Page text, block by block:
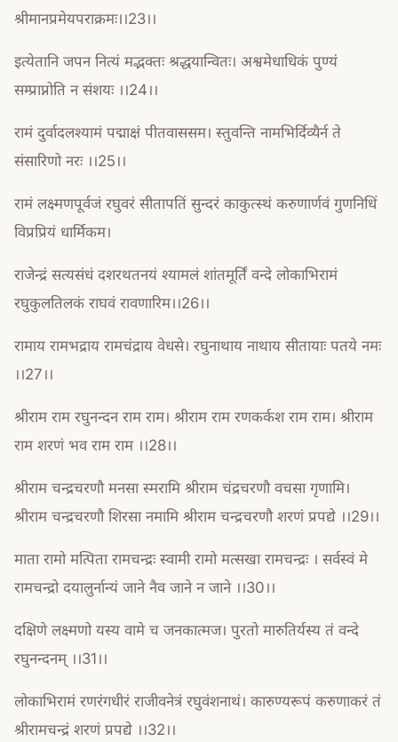
श्रीमानप्रमेयपराक्रमः।।23।।
इत्येतानि जपन नित्यं मद्भक्तः श्रद्धयान्वितः। अश्वमेधाधिकं पुण्यं
सम्प्राप्नोति न संशयः ।।24।।
रामं दुर्वादलश्यामं पद्माक्षं पीतवाससम। स्तुवन्ति नामभिर्दिव्यैर्न ते
संसारिणो नरः ।।25।।
रामं लक्ष्मणपूर्वजं रघुवरं सीतापतिं सुन्दरं काकुत्स्थं करुणार्णवं गुणनिधिं
विप्रप्रियं धार्मिकम।
राजेन्द्रं सत्यसंधं दशरथतनयं श्यामलं शांतमूर्तिं वन्दे लोकाभिरामं
रघुकुलतिलकं राघवं रावणारिम।।26।।
रामाय रामभद्राय रामचंद्राय वेधसे। रघुनाथाय नाथाय सीतायाः पतये नमः
।।27।।
श्रीराम राम रघुनन्दन राम राम। श्रीराम राम रणकर्कश राम राम। श्रीराम
राम शरणं भव राम राम ।।28।।
श्रीराम चन्द्रचरणौ मनसा स्मरामि श्रीराम चंद्रचरणौ वचसा गृणामि।
श्रीराम चन्द्रचरणौ शिरसा नमामि श्रीराम चन्द्रचरणौ शरणं प्रपद्ये ।।29।।
माता रामो मत्पिता रामचन्द्रः स्वामी रामो मत्सखा रामचन्द्रः । सर्वस्वं मे
रामचन्द्रो दयालुर्नान्यं जाने नैव जाने न जाने ।।30।।
दक्षिणे लक्ष्मणो यस्य वामे च जनकात्मज। पुरतो मारुतिर्यस्य तं वन्दे
रघुनन्दनम् ।।31।।
लोकाभिरामं रणरंगधीरं राजीवनेत्रं रघुवंशनाथं। कारुण्यरूपं करुणाकरं तं
श्रीरामचन्द्रं शरणं प्रपद्ये ।।32।।